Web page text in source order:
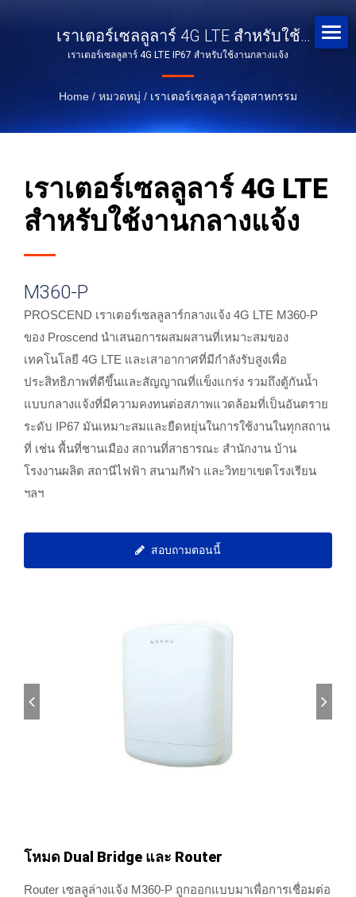
เราเตอร์เซลลูลาร์ 4G LTE สำหรับใช้
งานกลางแจ้ง
เราเตอร์เซลลูลาร์ 4G LTE IP67 สำหรับใช้งานกลางแจ้ง
Home / หมวดหมู่ / เราเตอร์เซลลูลาร์อุตสาหกรรม
เราเตอร์เซลลูลาร์ 4G LTE
สำหรับใช้งานกลางแจ้ง
M360-P
PROSCEND เราเตอร์เซลลูลาร์กลางแจ้ง 4G LTE M360-P
ของ Proscend นำเสนอการผสมผสานที่เหมาะสมของ
เทคโนโลยี 4G LTE และเสาอากาศที่มีกำลังรับสูงเพื่อ
ประสิทธิภาพที่ดีขึ้นและสัญญาณที่แข็งแกร่ง รวมถึงตู้กันน้ำ
แบบกลางแจ้งที่มีความคงทนต่อสภาพแวดล้อมที่เป็นอันตราย
ระดับ IP67 มันเหมาะสมและยืดหยุ่นในการใช้งานในทุกสถาน
ที่ เช่น พื้นที่ชานเมือง สถานที่สาธารณะ สำนักงาน บ้าน
โรงงานผลิต สถานีไฟฟ้า สนามกีฬา และวิทยาเขตโรงเรียน
ฯลฯ
สอบถามตอนนี้
โหมด Dual Bridge และ Router
Router เซลลูล่างแจ้ง M360-P ถูกออกแบบมาเพื่อการเชื่อมต่อ